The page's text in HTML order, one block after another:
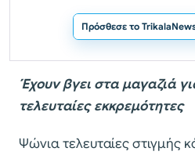
Πρόσθεσε το
Έχουν βγει στα μαγαζιά
τελευταίες εκκρεμότητες
Ψώνια τελευταίες στιγμής